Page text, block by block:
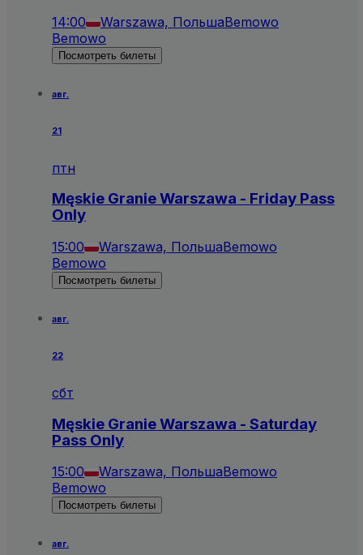
14:00 Warszawa, ПольшаBemowo
Bemowo
Посмотреть билеты
авг.
21
птн
Męskie Granie Warszawa - Friday Pass
Only
15:00 Warszawa, ПольшаBemowo
Bemowo
Посмотреть билеты
авг.
22
сбт
Męskie Granie Warszawa - Saturday
Pass Only
15:00 Warszawa, ПольшаBemowo
Bemowo
Посмотреть билеты
авг.